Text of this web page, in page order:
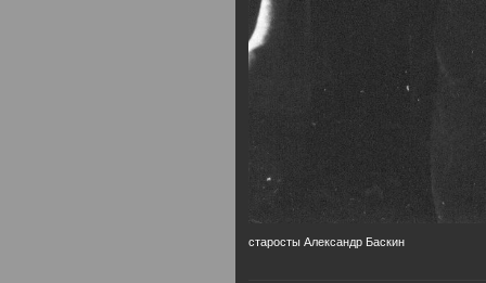
о
старосты Александр Баскин